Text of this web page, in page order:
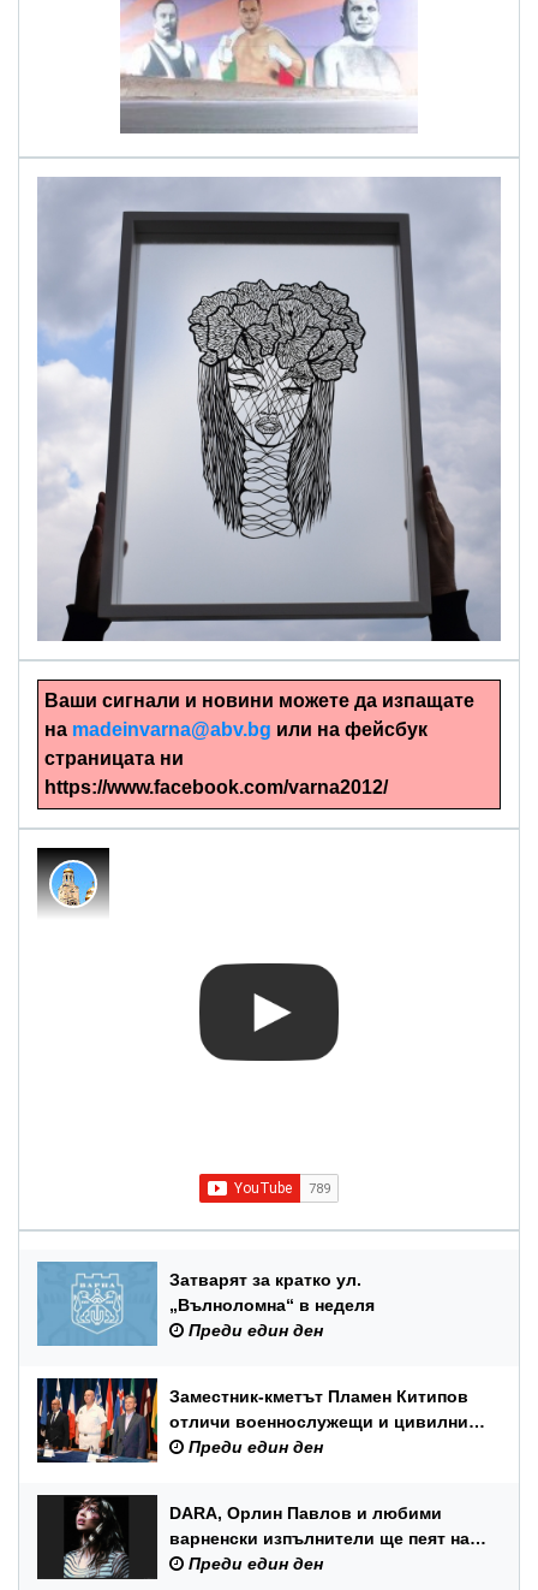
Ръчно изрязани картини
Ваши сигнали и новини можете да изпащате
на madeinvarna@abv.bg или на фейсбук
страницата ни
https://www.facebook.com/varna2012/
Затварят за кратко ул.
„Вълноломна“ в неделя
Преди един ден
Заместник-кметът Пламен Китипов
отличи военнослужещи и цивилни
служители по повод Празника на
Преди един ден
DARA, Орлин Павлов и любими
варненски изпълнители ще пеят на
празника на Варна
Преди един ден